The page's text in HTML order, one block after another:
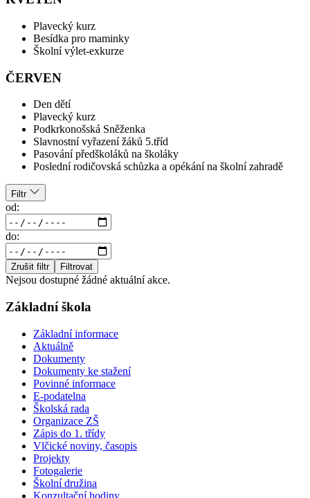
Plavecký kurz
Besídka pro maminky
Školní výlet-exkurze
ČERVEN
Den dětí
Plavecký kurz
Podkrkonošská Sněženka
Slavnostní vyřazení žáků 5.tříd
Pasování předškoláků na školáky
Poslední rodičovská schůzka a opékání na školní zahradě
Filtr
od:
do:
Zrušit filtr Filtrovat
Nejsou dostupné žádné aktuální akce.
Základní škola
Základní informace
Aktuálně
Dokumenty
Dokumenty ke stažení
Povinné informace
E-podatelna
Školská rada
Organizace ZŠ
Zápis do 1. třídy
Vlčické noviny, časopis
Projekty
Fotogalerie
Školní družina
Konzultační hodiny